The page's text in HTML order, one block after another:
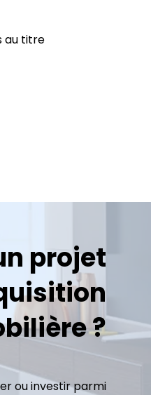
au titre
projet
?
ou investir parmi